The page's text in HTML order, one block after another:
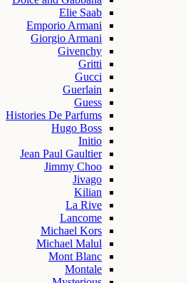
Elie Saab
Emporio Armani
Giorgio Armani
Givenchy
Gritti
Gucci
Guerlain
Guess
Histories De Parfums
Hugo Boss
Initio
Jean Paul Gaultier
Jimmy Choo
Jivago
Kilian
La Rive
Lancome
Michael Kors
Michael Malul
Mont Blanc
Montale